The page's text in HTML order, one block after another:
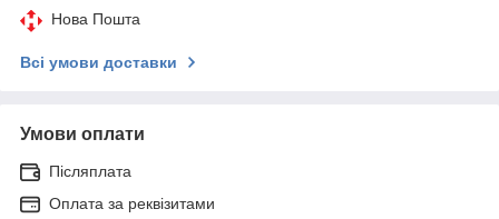
Нова Пошта
Всі умови доставки
Умови оплати
Післяплата
Оплата за реквізитами